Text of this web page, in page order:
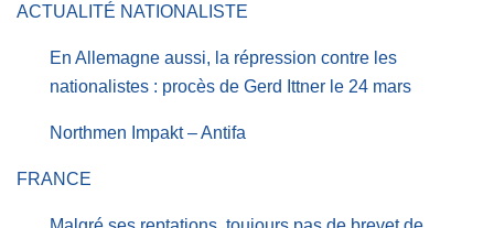
ACTUALITÉ NATIONALISTE
En Allemagne aussi, la répression contre les
nationalistes : procès de Gerd Ittner le 24 mars
Northmen Impakt – Antifa
FRANCE